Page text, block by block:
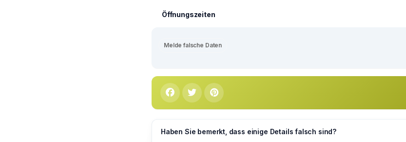
Öffnungszeiten
Melde falsche Daten
Haben Sie bemerkt, dass einige Details falsch sind?